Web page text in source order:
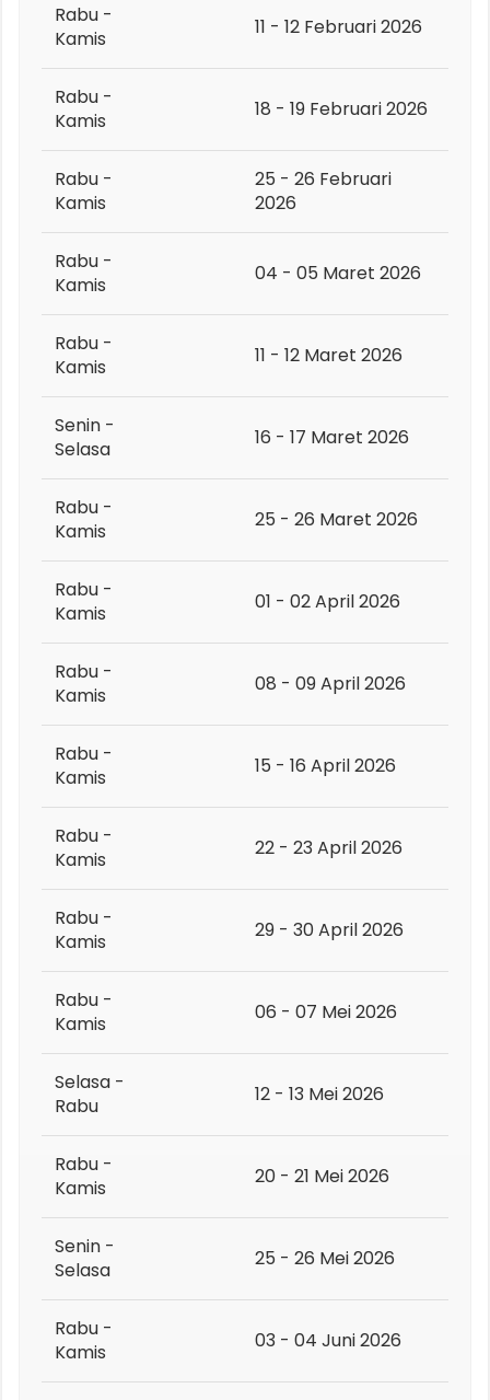
Rabu -
Kamis
11 - 12 Februari 2026
Rabu -
Kamis
18 - 19 Februari 2026
Rabu -
Kamis
25 - 26 Februari
2026
Rabu -
Kamis
04 - 05 Maret 2026
Rabu -
Kamis
11 - 12 Maret 2026
Senin -
Selasa
16 - 17 Maret 2026
Rabu -
Kamis
25 - 26 Maret 2026
Rabu -
Kamis
01 - 02 April 2026
Rabu -
Kamis
08 - 09 April 2026
Rabu -
Kamis
15 - 16 April 2026
Rabu -
Kamis
22 - 23 April 2026
Rabu -
Kamis
29 - 30 April 2026
Rabu -
Kamis
06 - 07 Mei 2026
Selasa -
Rabu
12 - 13 Mei 2026
Rabu -
Kamis
20 - 21 Mei 2026
Senin -
Selasa
25 - 26 Mei 2026
Rabu -
Kamis
03 - 04 Juni 2026